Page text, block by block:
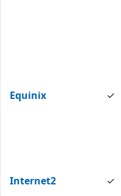
Equinix ✓
Internet2
✓